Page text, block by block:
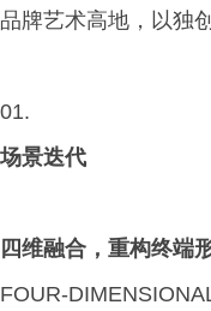
品牌艺术高地，以独
01.
场景迭代
四维融合，重构终端
FOUR-